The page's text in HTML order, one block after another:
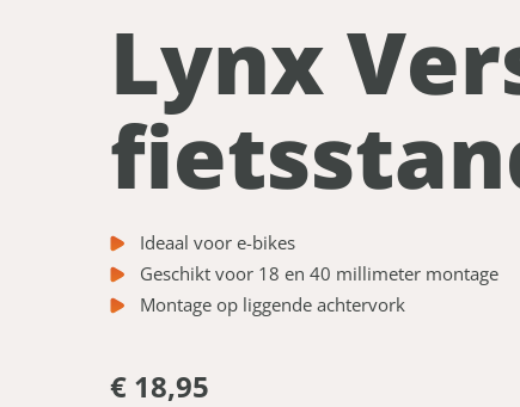
Lynx
Ideaal voor e-bikes
Geschikt voor 18 en 40 millimeter montage
Montage op liggende achtervork
€ 18,95